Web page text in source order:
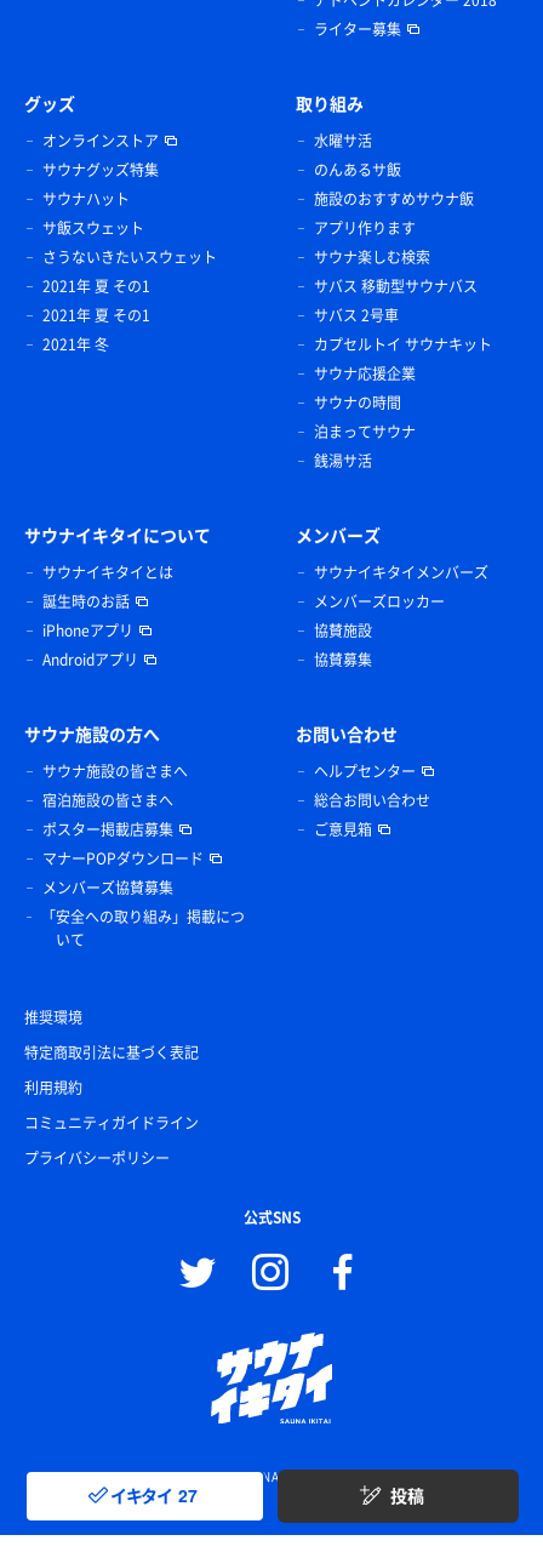
イキタイ 27 投稿
ライター募集
グッズ
オンラインストア
サウナグッズ特集
サウナハット
サ飯スウェット
さうないきたいスウェット
2021年 夏 その1
2021年 夏 その1
2021年 冬
取り組み
水曜サ活
のんあるサ飯
施設のおすすめサウナ飯
アプリ作ります
サウナ楽しむ検索
サバス 移動型サウナバス
サバス 2号車
カプセルトイ サウナキット
サウナ応援企業
サウナの時間
泊まってサウナ
銭湯サ活
サウナイキタイについて
サウナイキタイとは
誕生時のお話
iPhoneアプリ
Androidアプリ
メンバーズ
サウナイキタイメンバーズ
メンバーズロッカー
協賛施設
協賛募集
サウナ施設の方へ
サウナ施設の皆さまへ
宿泊施設の皆さまへ
ポスター掲載店募集
マナーPOPダウンロード
メンバーズ協賛募集
「安全への取り組み」掲載につ
いて
お問い合わせ
ヘルプセンター
総合お問い合わせ
ご意見箱
推奨環境
特定商取引法に基づく表記
利用規約
コミュニティガイドライン
プライバシーポリシー
公式SNS
© SAUNA IKITAI